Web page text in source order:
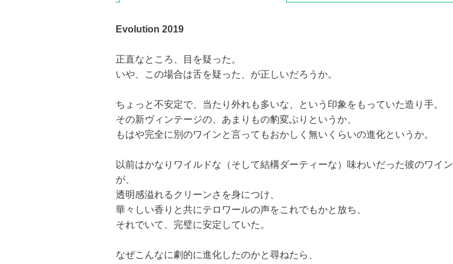
Evolution 2019
正直なところ、目を疑った。
いや、この場合は舌を疑った、が正しいだろうか。
ちょっと不安定で、当たり外れも多いな、という印象をもっていた造り手。
その新ヴィンテージの、あまりもの豹変ぶりというか、
もはや完全に別のワインと言ってもおかしく無いくらいの進化というか。
以前はかなりワイルドな（そして結構ダーティーな）味わいだった彼のワイン
が、
透明感溢れるクリーンさを身につけ、
華々しい香りと共にテロワールの声をこれでもかと放ち、
それでいて、完璧に安定していた。
なぜこんなに劇的に進化したのかと尋ねたら、